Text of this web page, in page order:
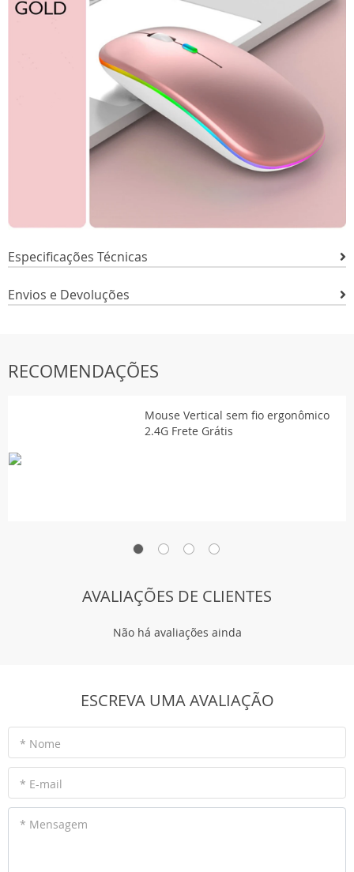
Especificações Técnicas
Envios e Devoluções
RECOMENDAÇÕES
Mouse Vertical sem fio ergonômico
2.4G Frete Grátis
AVALIAÇÕES DE CLIENTES
Não há avaliações ainda
ESCREVA UMA AVALIAÇÃO
* Nome
* E-mail
* Mensagem